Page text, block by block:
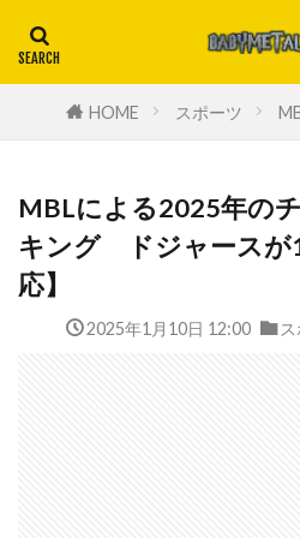
HOME スポーツ
MBLによる2025年の
キング ドジャース
応】
2025年1月10日 12:00